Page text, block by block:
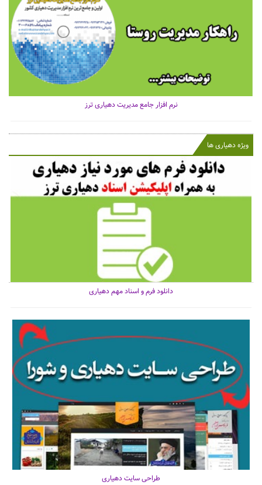
نرم افزار جامع مدیریت دهیاری ترز
ویژه دهیاری ها
دانلود فرم و اسناد مهم دهیاری
طراحی سایت دهیاری